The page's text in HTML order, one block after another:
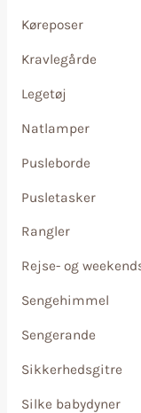
Køreposer
Kravlegårde
Legetøj
Natlamper
Pusleborde
Pusletasker
Rangler
Rejse- og
Sengehimmel
Sengerande
Sikkerhedsgitre
Silke babydyner